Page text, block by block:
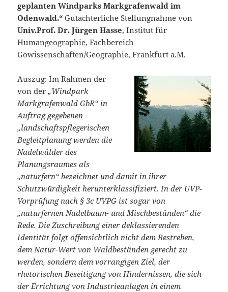
geplanten Windparks Markgrafenwald im
Odenwald.“ Gutachterliche Stellungnahme von
Univ.Prof. Dr. Jürgen Hasse, Institut für
Humangeographie, Fachbereich
Gowissenschaften/Geographie, Frankfurt a.M.
Auszug: Im Rahmen der
von der„Windpark
Markgrafenwald GbR“ in
Auftrag gegebenen
„landschaftspflegerischen
Begleitplanung werden die
Nadelwälder des
Planungsraumes als
„naturfern“ bezeichnet und damit in ihrer
Schutzwürdigkeit herunterklassifiziert. In der UVP‐
Vorprüfung nach § 3c UVPG ist sogar von
„naturfernen Nadelbaum- und Mischbeständen“ die
Rede. Die Zuschreibung einer deklassierenden
Identität folgt offensichtlich nicht dem Bestreben,
dem Natur-Wert von Waldbeständen gerecht zu
werden, sondern dem vorrangigen Ziel, der
rhetorischen Beseitigung von Hindernissen, die sich
der Errichtung von Industrieanlagen in einem